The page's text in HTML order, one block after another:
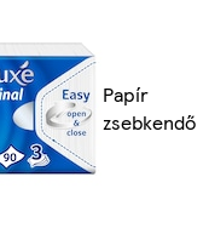
Papír
zsebkendő